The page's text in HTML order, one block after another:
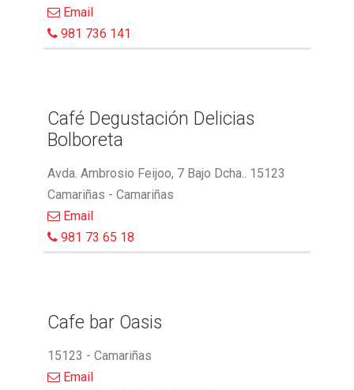
Email
981 736 141
Café Degustación Delicias
Bolboreta
Avda. Ambrosio Feijoo, 7 Bajo Dcha.. 15123
Camariñas - Camariñas
Email
981 73 65 18
Cafe bar Oasis
15123 - Camariñas
Email